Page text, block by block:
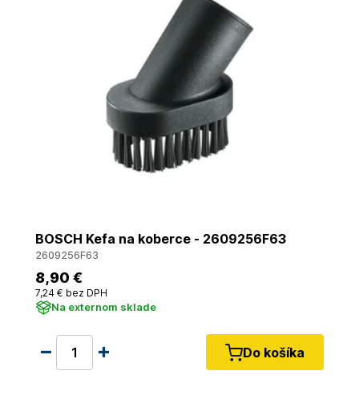
BOSCH Kefa na koberce - 2609256F63
2609256F63
8,90 €
7,24 € bez DPH
Na externom sklade
Do košíka